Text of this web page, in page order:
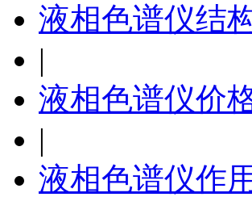
液相色谱仪结
|
液相色谱仪价
|
液相色谱仪作用